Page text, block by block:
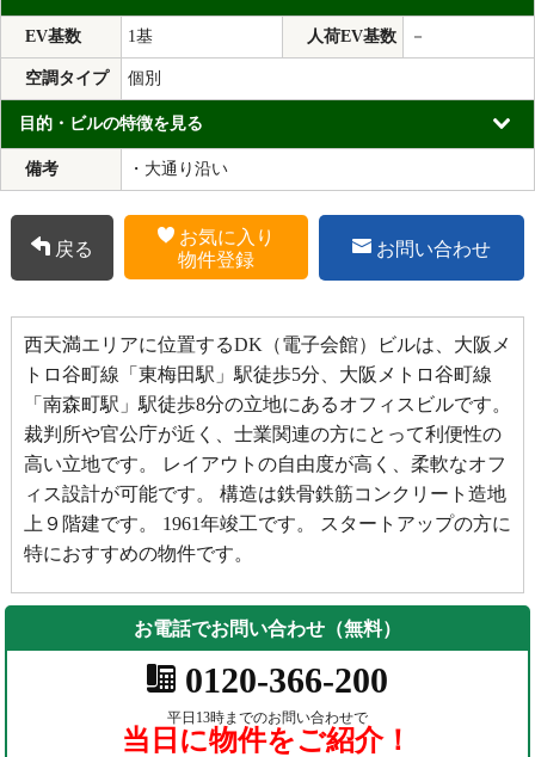
EV基数 1基 人荷EV基数 －
空調タイプ 個別
目的・ビルの特徴を見る
備考 ・大通り沿い
戻る
お気に入り
物件登録
お問い合わせ
西天満エリアに位置するDK（電子会館）ビルは、大阪メ
トロ谷町線「東梅田駅」駅徒歩5分、大阪メトロ谷町線
「南森町駅」駅徒歩8分の立地にあるオフィスビルです。
裁判所や官公庁が近く、士業関連の方にとって利便性の
高い立地です。 レイアウトの自由度が高く、柔軟なオフ
ィス設計が可能です。 構造は鉄骨鉄筋コンクリート造地
上９階建です。 1961年竣工です。 スタートアップの方に
特におすすめの物件です。
お電話でお問い合わせ（無料）
0120-366-200
平日13時までのお問い合わせで
当日に物件をご紹介！